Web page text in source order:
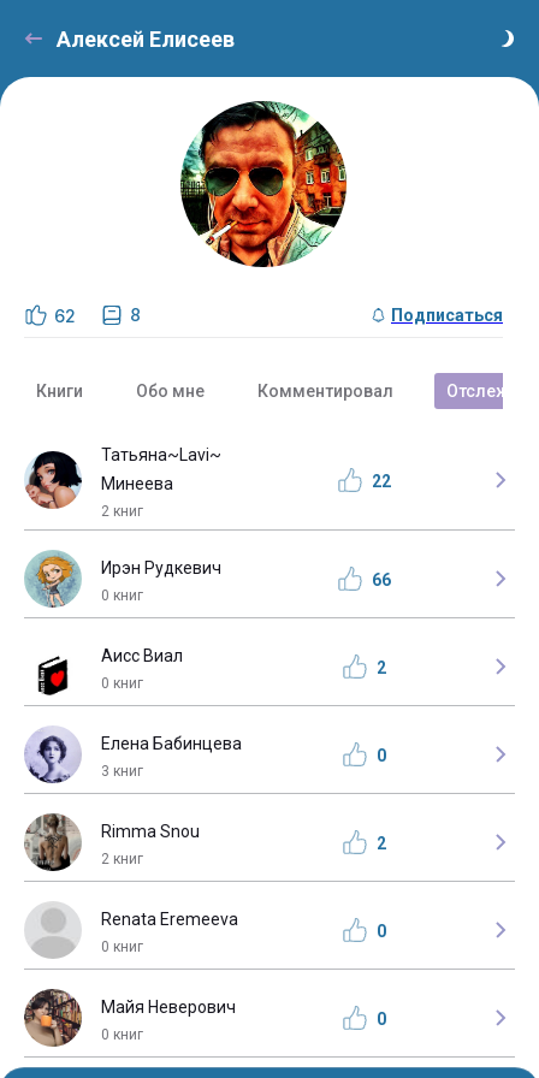
Алексей Елисеев
62 8 Подписаться
Книги Обо мне Комментировал
Татьяна~Lavi~
Минеева
2 книг
22
Ирэн Рудкевич
0 книг
66
Аисс Виал
0 книг
2
Елена Бабинцева
3 книг
0
Rimma Snou
2 книг
2
Renata Eremeeva
0 книг
0
Майя Неверович
0 книг
0